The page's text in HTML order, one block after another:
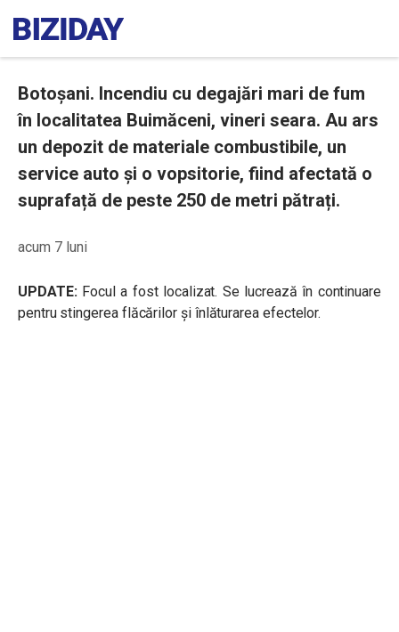
Botoșani. Incendiu cu degajări mari de fum
în localitatea Buimăceni, vineri seara. Au ars
un depozit de materiale combustibile, un
service auto și o vopsitorie, fiind afectată o
suprafață de peste 250 de metri pătrați.
acum 7 luni
UPDATE: Focul a fost localizat. Se lucrează în continuare
pentru stingerea flăcărilor și înlăturarea efectelor.